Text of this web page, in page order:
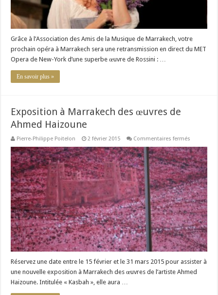
Grâce à l’Association des Amis de la Musique de Marrakech, votre
prochain opéra à Marrakech sera une retransmission en direct du MET
Opera de New-York d’une superbe œuvre de Rossini : …
En savoir plus »
Exposition à Marrakech des œuvres de
Ahmed Haizoune
Pierre-Philippe Poitelon 2 février 2015 Commentaires fermés
à
Marrakech
œuvres
de
Ahmed
Haizoune
Réservez une date entre le 15 février et le 31 mars 2015 pour assister à
une nouvelle exposition à Marrakech des œuvres de l’artiste Ahmed
Haizoune. Intitulée « Kasbah », elle aura …